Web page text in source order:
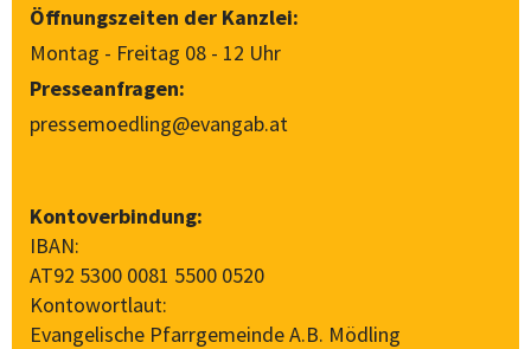
Öffnungszeiten der Kanzlei:
Montag - Freitag 08 - 12 Uhr
Presseanfragen:
pressemoedling@evangab.at
Kontoverbindung:
IBAN:
AT92 5300 0081 5500 0520
Kontowortlaut:
Evangelische Pfarrgemeinde A.B. Mödling